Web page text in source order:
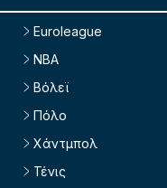
Euroleague
NBA
Βόλεϊ
Πόλο
Χάντμπολ
Τένις